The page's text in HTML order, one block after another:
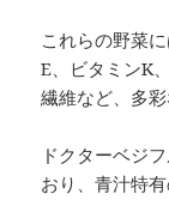
これらの野菜
E、ビタミンK
繊維など、多
ドクターベジ
おり、青汁特